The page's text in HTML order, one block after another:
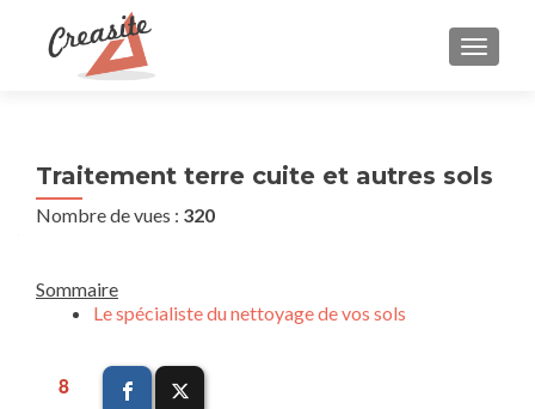
Traitement terre cuite et autres sols
Nombre de vues : 320
Sommaire
Le spécialiste du nettoyage de vos sols
8